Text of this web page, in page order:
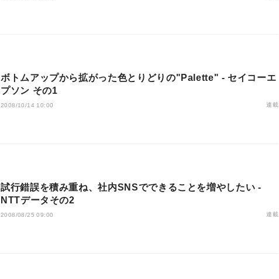
ボトムアップから拡がった色とりどりの"Palette" - セイコーエ
プソン その1
2008/10/14 10:00 連載
試行錯誤を積み重ね、社内SNSでできることを増やしたい -
NTTデータその2
2008/08/25 09:00 連載